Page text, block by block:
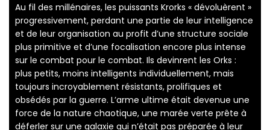
Au fil des millénaires, les puissants Krorks « dévoluèrent »
progressivement, perdant une partie de leur intelligence
et de leur organisation au profit d’une structure sociale
plus primitive et d’une focalisation encore plus intense
sur le combat pour le combat. Ils devinrent les Orks :
plus petits, moins intelligents individuellement, mais
toujours incroyablement résistants, prolifiques et
obsédés par la guerre. L’arme ultime était devenue une
force de la nature chaotique, une marée verte prête à
déferler sur une galaxie qui n’était pas préparée à leur